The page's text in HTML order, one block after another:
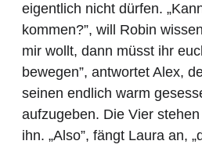
eigentlich nicht dürfen.
kommen?”, will Robin
mir wollt, dann müsst ihr
bewegen”, antwortet Alex,
seinen endlich warm
aufzugeben. Die Vier
ihn. „Also”, fängt Laura an,